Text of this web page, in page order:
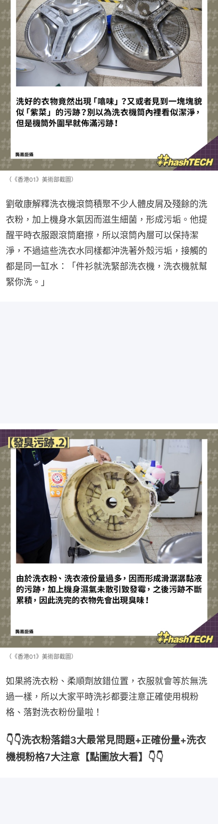
（《香港01》美術部截圖）
劉敬康解釋洗衣機滾筒積聚不少人體皮屑及殘餘的洗
衣粉，加上機身水氣因而滋生細菌，形成污垢。他提
醒平時衣服跟滾筒磨擦，所以滾筒內層可以保持潔
淨，不過這些洗衣水同樣都沖洗著外殼污垢，接觸的
都是同一缸水：「件衫就洗緊部洗衣機，洗衣機就幫
緊你洗。」
（《香港01》美術部截圖）
如果將洗衣粉、柔順劑放錯位置，衣服就會等於無洗
過一樣，所以大家平時洗衫都要注意正確使用梘粉
格、落對洗衣粉份量啦！
👇👇洗衣粉落錯3大最常見問題+正確份量+洗衣
機梘粉格7大注意【點圖放大看】👇👇